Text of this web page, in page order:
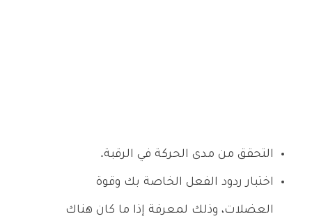
التحقق من مدى الحركة في الرقبة.
اختبار ردود الفعل الخاصة بك وقوة
العضلات، وذلك لمعرفة إذا ما كان هناك